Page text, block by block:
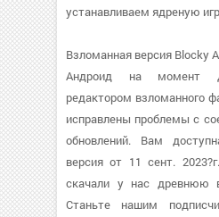
устанавливаем ядреную
Взломанная версия Blocky
Андроид на момент
редактором взломанного
исправлены проблемы с
обновлений. Вам
версия от 11 сент.
скачали у нас древнюю
Станьте нашим